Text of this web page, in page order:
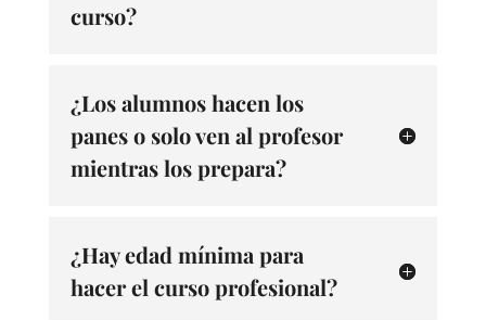
curso?
¿Los alumnos hacen los
panes o solo ven al profesor
mientras los prepara?
¿Hay edad mínima para
hacer el curso profesional?